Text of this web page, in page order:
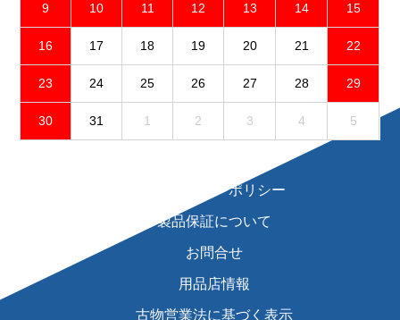
9 10 11 12 13 14 15
16 17 18 19 20 21 22
23 24 25 26 27 28 29
30 31 1 2 3 4 5
プライバシーポリシー
製品保証について
お問合せ
用品店情報
古物営業法に基づく表示